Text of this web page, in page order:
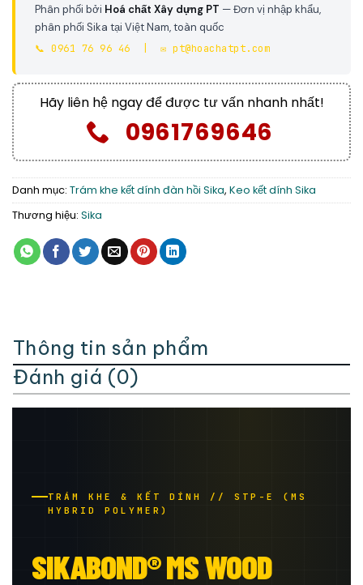
Phân phối bởi Hoá chất Xây dựng PT — Đơn vị nhập khẩu,
phân phối Sika tại Việt Nam, toàn quốc
📞 0961 76 96 46 | ✉️ pt@hoachatpt.com
Hãy liên hệ ngay để được tư vấn nhanh nhất!
0961769646
Danh mục: Trám khe kết dính đàn hồi Sika, Keo kết dính Sika
Thương hiệu: Sika
Thông tin sản phẩm
Đánh giá (0)
TRÁM KHE & KẾT DÍNH // STP-E (MS
HYBRID POLYMER)
SIKABOND® MS WOOD